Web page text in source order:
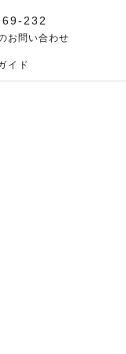
232
お問い合わせ
イド